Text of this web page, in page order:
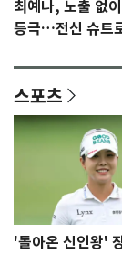
최예나, 노출 없
등극…전신 슈트
스포츠
'돌아온 신인왕'